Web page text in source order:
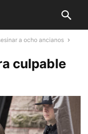
a ocho ancianos
culpable